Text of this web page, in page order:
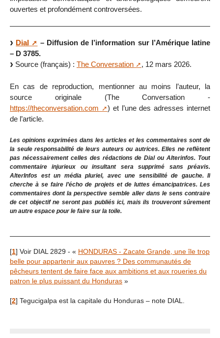
ouvertes et profondément controversées.
Dial
– Diffusion de l’information sur l’Amérique latine
– D 3785.
Source (français) : The Conversation , 12 mars 2026.
En cas de reproduction, mentionner au moins l’auteur, la
source originale (The Conversation -
https://theconversation.com
) et l’une des adresses internet
de l’article.
Les opinions exprimées dans les articles et les commentaires sont de
la seule responsabilité de leurs auteurs ou autrices. Elles ne reflètent
pas nécessairement celles des rédactions de Dial ou Alterinfos. Tout
commentaire injurieux ou insultant sera supprimé sans préavis.
AlterInfos est un média pluriel, avec une sensibilité de gauche. Il
cherche à se faire l’écho de projets et de luttes émancipatrices. Les
commentaires dont la perspective semble aller dans le sens contraire
de cet objectif ne seront pas publiés ici, mais ils trouveront sûrement
un autre espace pour le faire sur la toile.
[1] Voir DIAL 2829 - « HONDURAS - Zacate Grande, une île trop
belle pour appartenir aux pauvres ? Des communautés de
pêcheurs tentent de faire face aux ambitions et aux roueries du
patron le plus puissant du Honduras »
[2] Tegucigalpa est la capitale du Honduras – note DIAL.